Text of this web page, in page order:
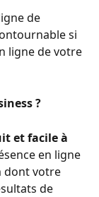
de
si
ligne de votre
?
et facile à
en ligne
dont votre
de